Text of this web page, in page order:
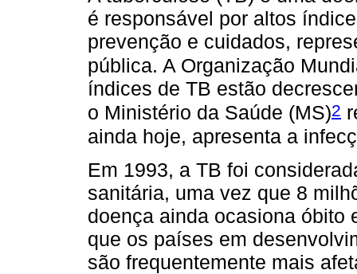
é responsável por altos
prevenção e cuidados,
pública. A Organização
índices de TB estão
o Ministério da Saúde (MS)2
ainda hoje, apresenta a
Em 1993, a TB foi
sanitária, uma vez que 8
doença ainda ocasiona óbito
que os países em
são frequentemente mais